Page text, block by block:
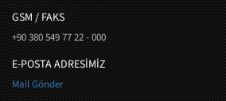
GSM / FAKS
+90 380 549 77 22 - 000
E-POSTA ADRESİMİZ
Mail Gönder